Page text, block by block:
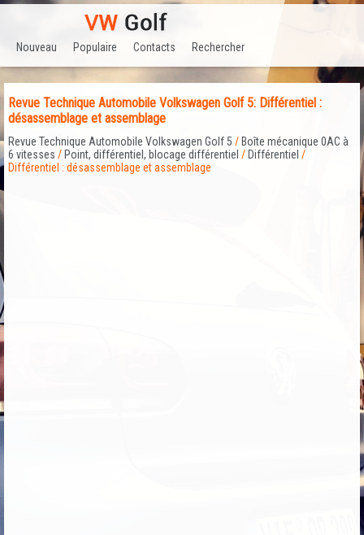
Nouveau Populaire Contacts Rechercher
Revue Technique Automobile Volkswagen Golf 5: Différentiel :
désassemblage et assemblage
Revue Technique Automobile Volkswagen Golf 5 / Boîte mécanique 0AC à
6 vitesses / Point, différentiel, blocage différentiel / Différentiel /
Différentiel : désassemblage et assemblage